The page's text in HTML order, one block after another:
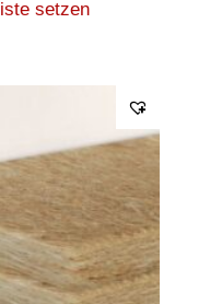
setzen